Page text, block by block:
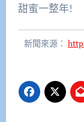
甜蜜一整年!
新聞來源：